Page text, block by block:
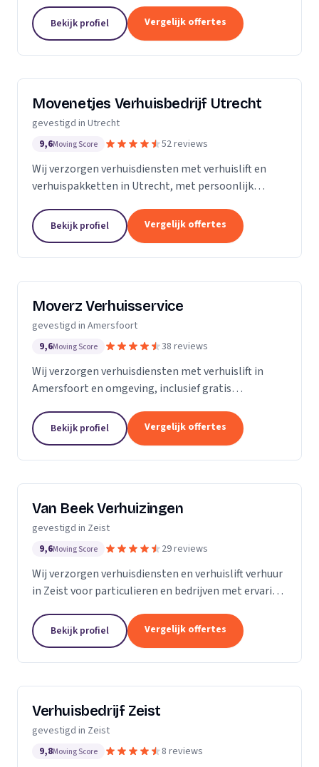
Bekijk profiel Vergelijk offertes
Movenetjes Verhuisbedrijf Utrecht
gevestigd in Utrecht
9,6Moving Score 52 reviews
Wij verzorgen verhuisdiensten met verhuislift en
verhuispakketten in Utrecht, met persoonlijk
Bekijk profiel Vergelijk offertes
Moverz Verhuisservice
gevestigd in Amersfoort
9,6Moving Score 38 reviews
Wij verzorgen verhuisdiensten met verhuislift in
Amersfoort en omgeving, inclusief gratis
Bekijk profiel Vergelijk offertes
Van Beek Verhuizingen
gevestigd in Zeist
9,6Moving Score 29 reviews
Wij verzorgen verhuisdiensten en verhuislift verhuur
in Zeist voor particulieren en bedrijven met ervaring
Bekijk profiel Vergelijk offertes
Verhuisbedrijf Zeist
gevestigd in Zeist
9,8Moving Score 8 reviews